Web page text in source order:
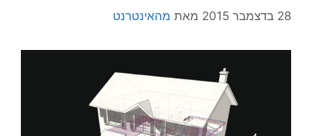
28 בדצמבר 2015 מאת מהאינטרנט